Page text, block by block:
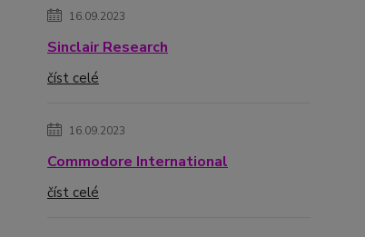
16.09.2023
Sinclair Research
číst celé
16.09.2023
Commodore International
číst celé